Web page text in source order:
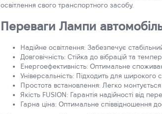
освітлення свого транспортного засобу.
Переваги Лампи
Надійне освітлення: Забезпечує
Довговічність: Стійка до вібрацій та
Енергоефективність: Оптимальне
Універсальність: Підходить для
Простота встановлення: Легко монтується
Якість FUSION: Гарантія надійності від
Гарна ціна: Оптимальне співвідношення